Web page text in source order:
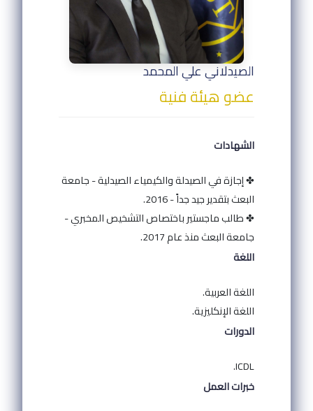
الصيدلاني علي المحمد
عضو هيئة فنية
الشهادات
✤ إجازة في الصيدلة والكيمياء الصيدلية - جامعة
البعث بتقدير جيد جداً - 2016.
✤ طالب ماجستير باختصاص التشخيص المخبري -
جامعة البعث منذ عام 2017.
اللغة
اللغة العربية.
اللغة الإنكليزية.
الدورات
ICDL.
خبرات العمل